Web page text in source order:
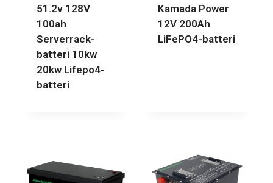
51.2v 128V
100ah
Serverrack-
batteri 10kw
20kw Lifepo4-
batteri
Kamada Power
12V 200Ah
LiFePO4-batteri